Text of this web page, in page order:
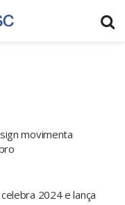
movimenta
2024 e lança